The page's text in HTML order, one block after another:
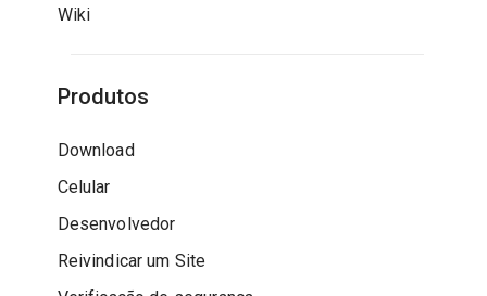
Wiki
Produtos
Download
Celular
Desenvolvedor
Reivindicar um Site